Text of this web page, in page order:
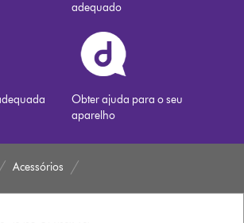
adequado
Obter ajuda para o seu
aparelho
Acessórios